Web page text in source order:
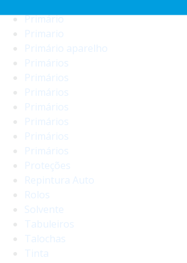
Primário
Primario
Primário aparelho
Primários
Primários
Primários
Primários
Primários
Primários
Primários
Proteções
Repintura Auto
Rolos
Solvente
Tabuleiros
Talochas
Tinta